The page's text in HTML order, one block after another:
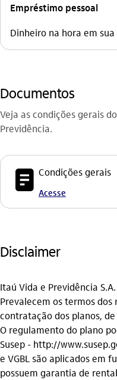
Empréstimo pessoal
Dinheiro na hora em
Documentos
Veja as condições gerais
Previdência.
icon-itaufonts_documento Condições gerais
Acesse
Disclaimer
Itaú Vida e Previdência
Prevalecem os termos
contratação dos planos,
O regulamento do plano
Susep - http://
e VGBL são aplicados em
possuem garantia de